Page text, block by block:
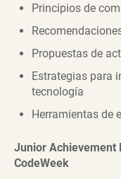
Principios de
Propuestas de
Estrategias para
tecnología
Herramientas de
Junior Achievement
CodeWeek